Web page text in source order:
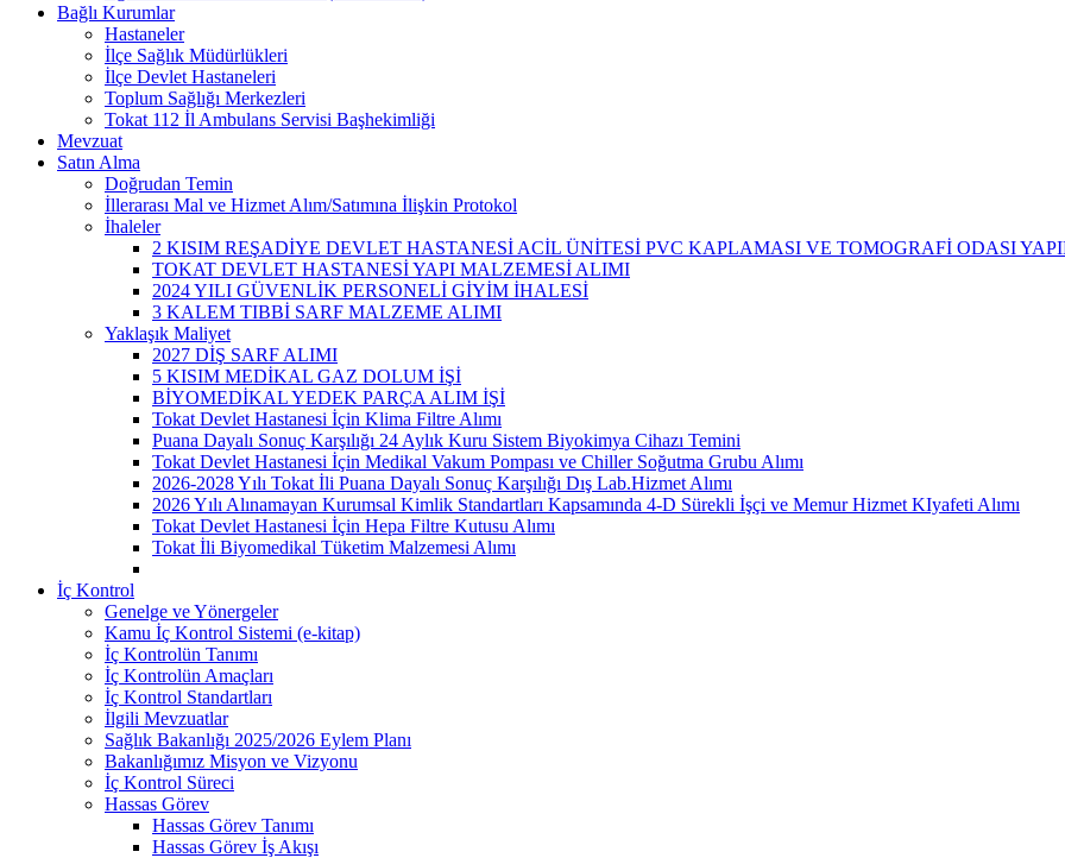
Bağlı Kurumlar
Hastaneler
İlçe Sağlık Müdürlükleri
İlçe Devlet Hastaneleri
Toplum Sağlığı Merkezleri
Tokat 112 İl Ambulans Servisi Başhekimliği
Mevzuat
Satın Alma
Doğrudan Temin
İllerarası Mal ve Hizmet Alım/Satımına İlişkin Protokol
İhaleler
2 KISIM REŞADİYE DEVLET HASTANESİ ACİL ÜNİTESİ PVC KAPLAMASI VE TOMOGRAFİ ODASI
TOKAT DEVLET HASTANESİ YAPI MALZEMESİ ALIMI
2024 YILI GÜVENLİK PERSONELİ GİYİM İHALESİ
3 KALEM TIBBİ SARF MALZEME ALIMI
Yaklaşık Maliyet
2027 DİŞ SARF ALIMI
5 KISIM MEDİKAL GAZ DOLUM İŞİ
BİYOMEDİKAL YEDEK PARÇA ALIM İŞİ
Tokat Devlet Hastanesi İçin Klima Filtre Alımı
Puana Dayalı Sonuç Karşılığı 24 Aylık Kuru Sistem Biyokimya Cihazı Temini
Tokat Devlet Hastanesi İçin Medikal Vakum Pompası ve Chiller Soğutma Grubu Alımı
2026-2028 Yılı Tokat İli Puana Dayalı Sonuç Karşılığı Dış Lab.Hizmet Alımı
2026 Yılı Alınamayan Kurumsal Kimlik Standartları Kapsamında 4-D Sürekli İşçi ve Memur Hizmet KIyafeti Alımı
Tokat Devlet Hastanesi İçin Hepa Filtre Kutusu Alımı
Tokat İli Biyomedikal Tüketim Malzemesi Alımı
İç Kontrol
Genelge ve Yönergeler
Kamu İç Kontrol Sistemi (e-kitap)
İç Kontrolün Tanımı
İç Kontrolün Amaçları
İç Kontrol Standartları
İlgili Mevzuatlar
Sağlık Bakanlığı 2025/2026 Eylem Planı
Bakanlığımız Misyon ve Vizyonu
İç Kontrol Süreci
Hassas Görev
Hassas Görev Tanımı
Hassas Görev İş Akışı